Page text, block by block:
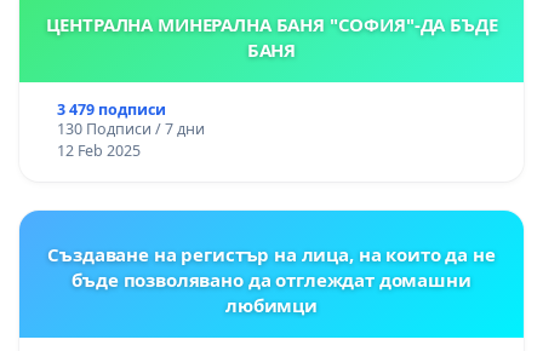
ЦЕНТРАЛНА МИНЕРАЛНА БАНЯ "СОФИЯ"-ДА БЪДЕ
БАНЯ
3 479 подписи
130 Подписи / 7 дни
12 Feb 2025
Създаване на регистър на лица, на които да не
бъде позволявано да отглеждат домашни
любимци